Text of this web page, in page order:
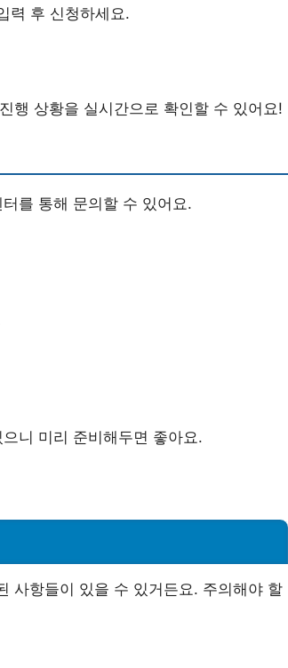
력 후 신청하세요.
행 상황을 실시간으로 확인할 수 있어요!
를 통해 문의할 수 있어요.
니 미리 준비해두면 좋아요.
사항들이 있을 수 있거든요. 주의해야 할